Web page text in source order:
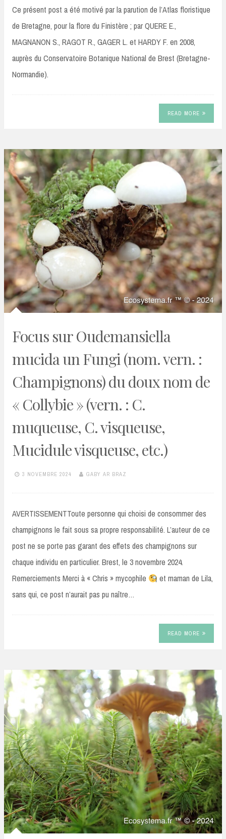
Ce présent post a été motivé par la parution de l’Atlas floristique
de Bretagne, pour la flore du Finistère ; par QUERE E.,
MAGNANON S., RAGOT R., GAGER L. et HARDY F. en 2008,
auprès du Conservatoire Botanique National de Brest (Bretagne-
Normandie).
READ MORE
Focus sur Oudemansiella
mucida un Fungi (nom. vern. :
Champignons) du doux nom de
« Collybie » (vern. : C.
muqueuse, C. visqueuse,
Mucidule visqueuse, etc.)
3 NOVEMBRE 2024 GABY AR BRAZ
AVERTISSEMENTToute personne qui choisi de consommer des
champignons le fait sous sa propre responsabilité. L’auteur de ce
post ne se porte pas garant des effets des champignons sur
chaque individu en particulier. Brest, le 3 novembre 2024.
Remerciements Merci à « Chris » mycophile
et maman de Lila,
sans qui, ce post n’aurait pas pu naître…
READ MORE